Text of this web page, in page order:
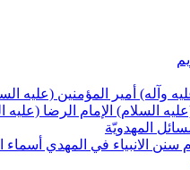
وآله) أمير المؤمنين (عليه
السلام) الإمام الرضا (عليه
المهدويّة
سنن الانبياء في المهدي أسماء